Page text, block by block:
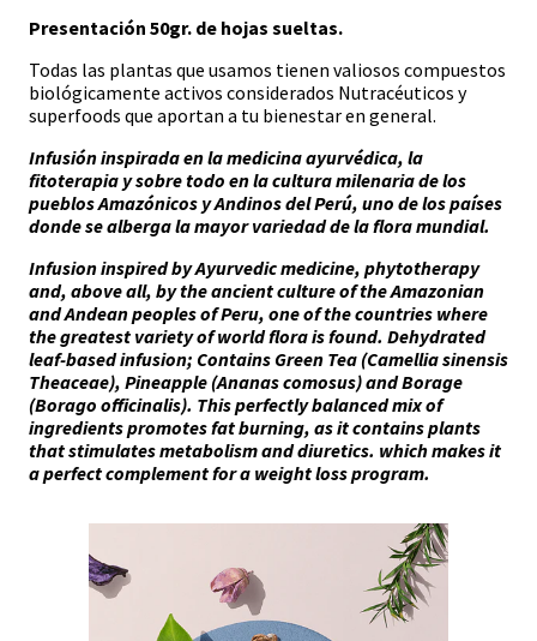
Presentación 50gr. de hojas sueltas.
Todas las plantas que usamos tienen valiosos compuestos
biológicamente activos considerados Nutracéuticos y
superfoods que aportan a tu bienestar en general.
Infusión inspirada en la medicina ayurvédica, la
fitoterapia y sobre todo en la cultura milenaria de los
pueblos Amazónicos y Andinos del Perú, uno de los países
donde se alberga la mayor variedad de la flora mundial.
Infusion inspired by Ayurvedic medicine, phytotherapy
and, above all, by the ancient culture of the Amazonian
and Andean peoples of Peru, one of the countries where
the greatest variety of world flora is found. Dehydrated
leaf-based infusion; Contains Green Tea (Camellia sinensis
Theaceae), Pineapple (Ananas comosus) and Borage
(Borago officinalis). This perfectly balanced mix of
ingredients promotes fat burning, as it contains plants
that stimulates metabolism and diuretics. which makes it
a perfect complement for a weight loss program.